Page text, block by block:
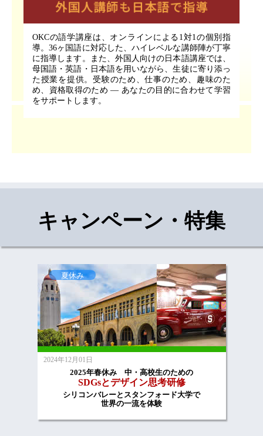
OKCの語学講座は、オンラインによる1対1の個別指
導。36ヶ国語に対応した、ハイレベルな講師陣が丁寧
に指導します。また、外国人向けの日本語講座では、
母国語・英語・日本語を用いながら、生徒に寄り添っ
た授業を提供。受験のため、仕事のため、趣味のた
め、資格取得のため ― あなたの目的に合わせて学習
をサポートします。
キャンペーン・特集
夏休み
2024年12月01日
2025年春休み 中・高校生のための
SDGsとデザイン思考研修
シリコンバレーとスタンフォード大学で
世界の一流を体験